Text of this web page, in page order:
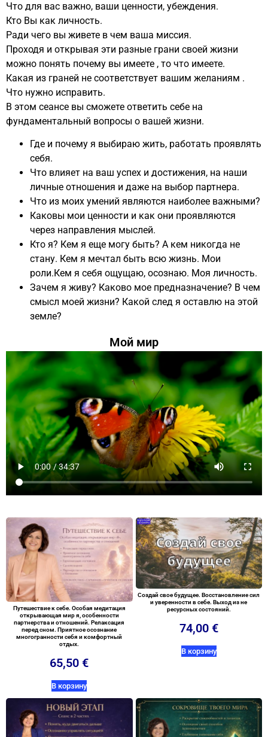
Что для вас важно, ваши ценности, убеждения.
Кто Вы как личность.
Ради чего вы живете в чем ваша миссия.
Проходя и открывая эти разные грани своей жизни
можно понять почему вы имеете , то что имеете.
Какая из граней не соответствует вашим желаниям .
Что нужно исправить.
В этом сеансе вы сможете ответить себе на
фундаментальный вопросы о вашей жизни.
Где и почему я выбираю жить, работать проявлять
себя.
Что влияет на ваш успех и достижения, на наши
личные отношения и даже на выбор партнера.
Что из моих умений являются наиболее важными?
Каковы мои ценности и как они проявляются
через направления мыслей.
Кто я? Кем я еще могу быть? А кем никогда не
стану. Кем я мечтал быть всю жизнь. Мои
роли.Кем я себя ощущаю, осознаю. Моя личность.
Зачем я живу? Каково мое предназначение? В чем
смысл моей жизни? Какой след я оставлю на этой
земле?
Мой мир
Путешествие к себе. Особая медитация
открывающая мир я, особенности
партнерства и отношений. Релаксация
перед сном. Приятное осознание
многогранности себя и комфортный
отдых.
65,50€
В корзину
Создай свое будущее. Восстановление сил
и уверенности в себе. Выход из не
ресурсных состояний.
74,00 €
В корзину